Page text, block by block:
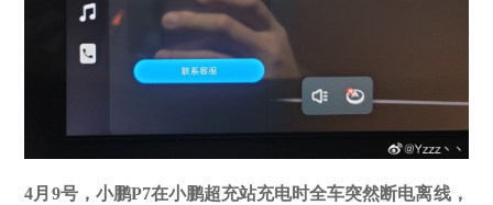
4月9号，小鹏P7在小鹏超充站充电时全车突然断电离线，